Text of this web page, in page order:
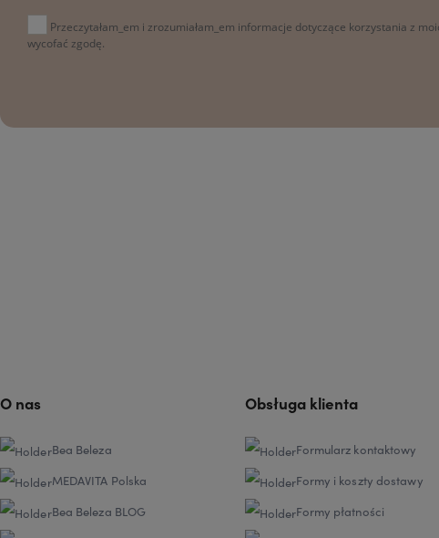
O nas
Bea Beleza
MEDAVITA Polska
Bea Beleza BLOG
Obsługa klienta
Formularz kontaktowy
Formy i koszty dostawy
Formy płatności